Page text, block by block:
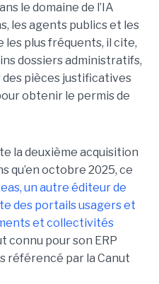
le domaine de l’IA
les agents publics et les
les plus fréquents, il cite,
dossiers administratifs,
des pièces justificatives
obtenir le permis de
la deuxième acquisition
qu’en octobre 2025, ce
un autre éditeur de
des portails usagers et
et collectivités
connu pour son ERP
référencé par la Canut